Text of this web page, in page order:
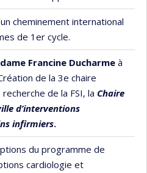
cheminement international
de 1er cycle.
Francine Ducharmeà
de la 3e chaire
de la FSI, la Chaire
d’interventions
infirmiers.
du programme de
cardiologie et